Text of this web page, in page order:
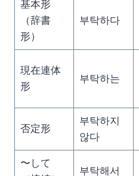
基本形
（辞書
形）
부탁하다
現在連体
形
부탁하는
否定形
부탁하지
않다
〜して
부탁해서